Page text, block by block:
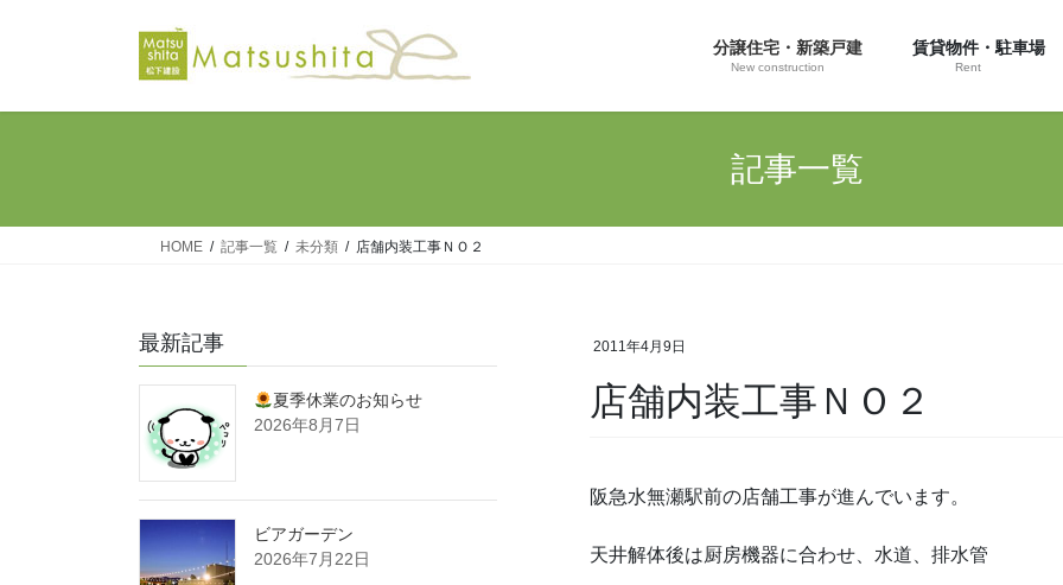
分譲住宅・新築戸建
New construction
賃貸物件・駐車場
Rent
記事一覧
HOME 記事一覧 未分類 店舗内装工事ＮＯ２
2011年4月9日
店舗内装工事ＮＯ２
阪急水無瀬駅前の店舗工事が進んでいます。
天井解体後は厨房機器に合わせ、水道、排水管
最新記事
夏季休業のお知らせ
2026年8月7日
ビアガーデン
2026年7月22日